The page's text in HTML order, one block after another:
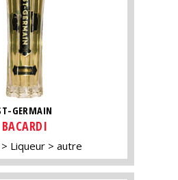
GERMAIN
BACARDI
Liqueur autre